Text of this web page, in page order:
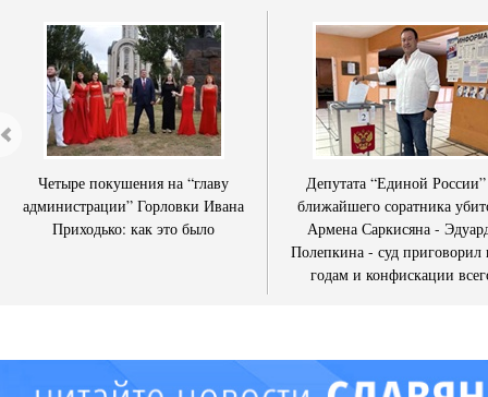
Четыре покушения на “главу
администрации” Горловки Ивана
Приходько: как это было
Депутата “Единой
ближайшего соратника
Армена Саркисяна -
Полепкина - суд приговорил
годам и конфискации